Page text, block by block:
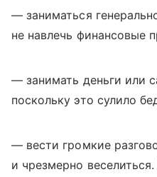
— заниматься
не навлечь финансовые
— занимать деньги или
поскольку это сулило
— вести громкие
и чрезмерно